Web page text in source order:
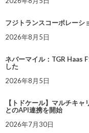
フジトランスコーポレーシ
2026年8月5日
ネバーマイル：TGR Haas
した
2026年8月5日
【トドケール】マルチキ
とのAPI連携を開始
2026年7月30日